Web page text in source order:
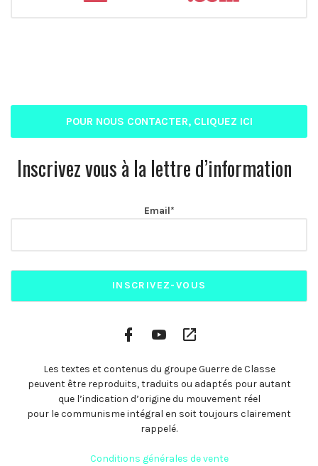
POUR NOUS CONTACTER, CLIQUEZ ICI
Inscrivez vous à la lettre d’information
Email*
Facebook
Profile
YouTube
Channel
Les textes et contenus du groupe Guerre de Classe
peuvent être reproduits, traduits ou adaptés pour autant
que l’indication d’origine du mouvement réel
pour le communisme intégral en soit toujours clairement
rappelé.
Conditions générales de vente